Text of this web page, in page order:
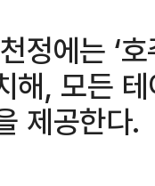
정에는 ‘
해, 모든
제공한다.